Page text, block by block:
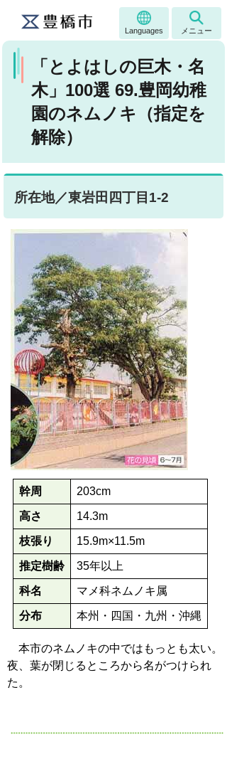
Languages メニュー
「とよはしの巨木・名
木」100選 69.豊岡幼稚
園のネムノキ（指定を
解除）
所在地／東岩田四丁目1-2
幹周 203cm
高さ 14.3m
枝張り 15.9m×11.5m
推定樹齢 35年以上
科名 マメ科ネムノキ属
分布 本州・四国・九州・沖縄
本市のネムノキの中ではもっとも太い。
夜、葉が閉じるところから名がつけられ
た。